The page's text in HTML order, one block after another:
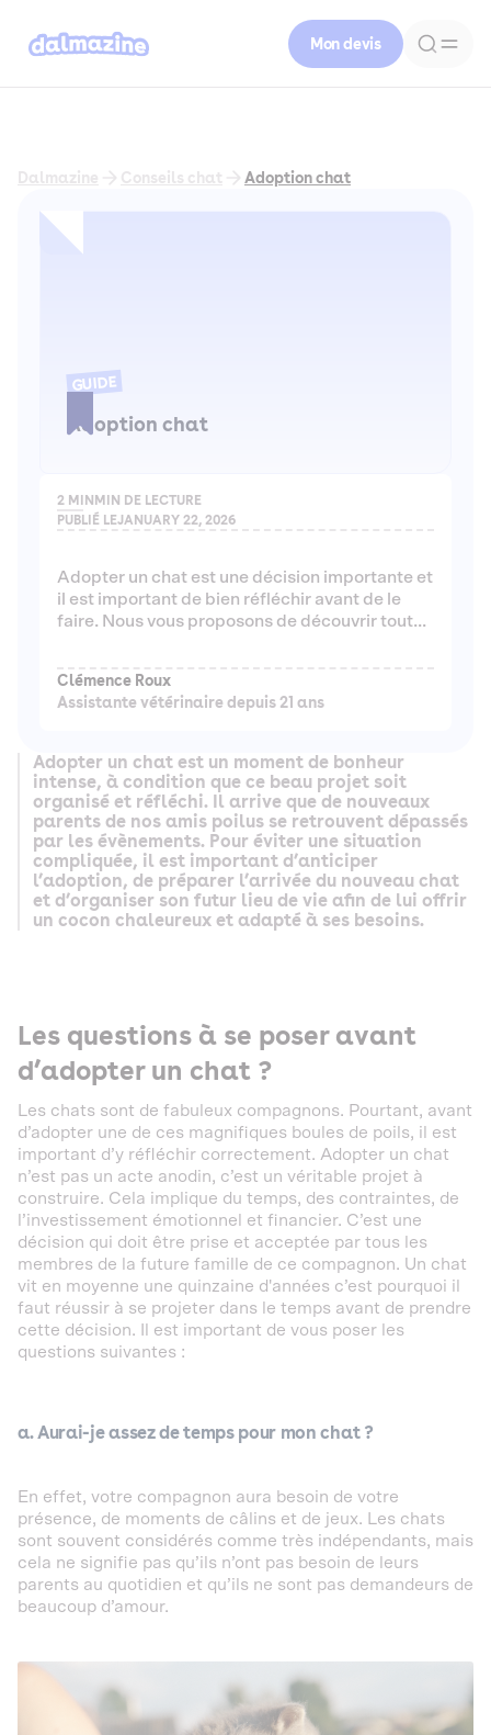
Mon devis
Dalmazine Conseils chat Adoption chat
GUIDE
Adoption chat
2 MIN MIN DE LECTURE
PUBLIÉ LEJANUARY 22, 2026
Adopter un chat est une décision importante et
il est important de bien réfléchir avant de le
faire. Nous vous proposons de découvrir tout
chat.
Clémence Roux
Assistante vétérinaire depuis 21 ans
Adopter un chat est un moment de bonheur
intense, à condition que ce beau projet soit
organisé et réfléchi. Il arrive que de nouveaux
parents de nos amis poilus se retrouvent dépassés
par les évènements. Pour éviter une situation
compliquée, il est important d’anticiper
l’adoption, de préparer l’arrivée du nouveau chat
et d’organiser son futur lieu de vie afin de lui offrir
un cocon chaleureux et adapté à ses besoins.
Les questions à se poser avant
d’adopter un chat ?
Les chats sont de fabuleux compagnons. Pourtant, avant
d’adopter une de ces magnifiques boules de poils, il est
important d’y réfléchir correctement. Adopter un chat
n’est pas un acte anodin, c’est un véritable projet à
construire. Cela implique du temps, des contraintes, de
l’investissement émotionnel et financier. C’est une
décision qui doit être prise et acceptée par tous les
membres de la future famille de ce compagnon. Un chat
vit en moyenne une quinzaine d'années c’est pourquoi il
faut réussir à se projeter dans le temps avant de prendre
cette décision. Il est important de vous poser les
questions suivantes :
a. Aurai-je assez de temps pour mon chat ?
En effet, votre compagnon aura besoin de votre
présence, de moments de câlins et de jeux. Les chats
sont souvent considérés comme très indépendants, mais
cela ne signifie pas qu’ils n’ont pas besoin de leurs
parents au quotidien et qu’ils ne sont pas demandeurs de
beaucoup d’amour.